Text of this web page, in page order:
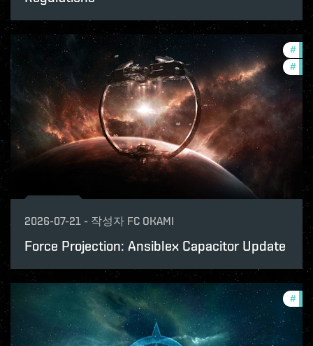
#
#
2026-07-21 - 작성자 FC OKAMI
Force Projection: Ansiblex Capacitor Update
#